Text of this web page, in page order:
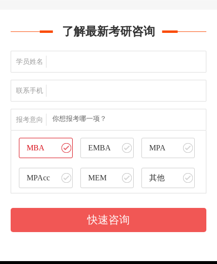
了解最新考研咨询
学员姓名
联系手机
报考意向 你想报考哪一项？
MBA EMBA MPA
MPAcc MEM 其他
快速咨询